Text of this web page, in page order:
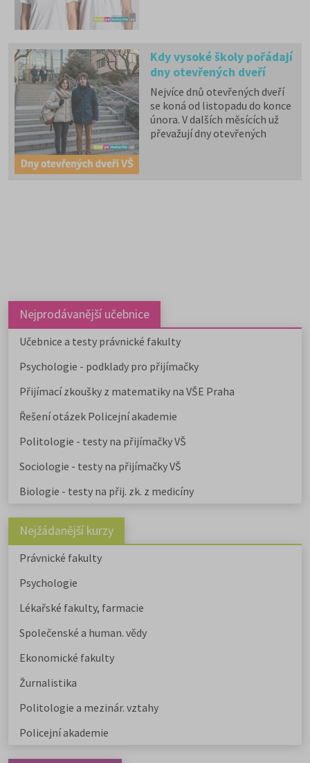
Kdy vysoké školy pořádají
dny otevřených dveří
Nejvíce dnů otevřených dveří
se koná od listopadu do konce
února. V dalších měsících už
převažují dny otevřených
Nejprodávanější učebnice
Učebnice a testy právnické fakulty
Psychologie - podklady pro přijímačky
Přijímací zkoušky z matematiky na VŠE Praha
Řešení otázek Policejní akademie
Politologie - testy na přijímačky VŠ
Sociologie - testy na přijímačky VŠ
Biologie - testy na přij. zk. z medicíny
Nejžádanější kurzy
Právnické fakulty
Psychologie
Lékařské fakulty, farmacie
Společenské a human. vědy
Ekonomické fakulty
Žurnalistika
Politologie a mezinár. vztahy
Policejní akademie